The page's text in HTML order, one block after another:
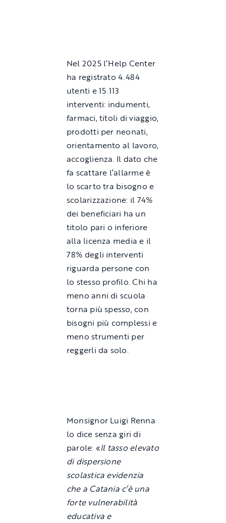
Nel 2025 l’Help Center
ha registrato 4.484
utenti e 15.113
interventi: indumenti,
farmaci, titoli di viaggio,
prodotti per neonati,
orientamento al lavoro,
accoglienza. Il dato che
fa scattare l’allarme è
lo scarto tra bisogno e
scolarizzazione: il 74%
dei beneficiari ha un
titolo pari o inferiore
alla licenza media e il
78% degli interventi
riguarda persone con
lo stesso profilo. Chi ha
meno anni di scuola
torna più spesso, con
bisogni più complessi e
meno strumenti per
reggerli da solo.
Monsignor Luigi Renna
lo dice senza giri di
parole: «Il tasso elevato
di dispersione
scolastica evidenzia
che a Catania c’è una
forte vulnerabilità
educativa e